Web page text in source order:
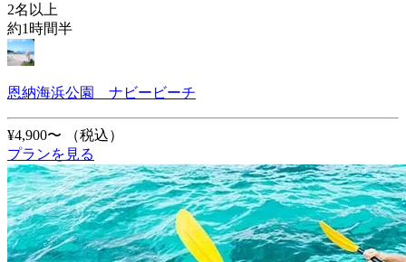
2名以上
約1時間半
恩納海浜公園 ナビービーチ
¥4,900〜
（税込）
プランを見る